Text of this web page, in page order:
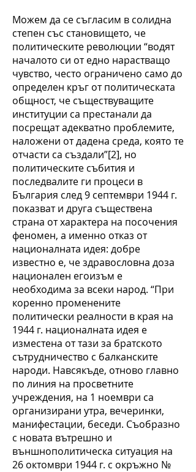
Можем да се съгласим в солидна
степен със становището, че
политическите революции “водят
началото си от едно нарастващо
чувство, често ограничено само до
определен кръг от политическата
общност, че съществуващите
институции са престанали да
посрещат адекватно проблемите,
наложени от дадена среда, която те
отчасти са създали”[2], но
политическите събития и
последвалите ги процеси в
България след 9 септември 1944 г.
показват и друга съществена
страна от характера на посочения
феномен, а именно отказ от
националната идея: добре
известно е, че здравословна доза
национален егоизъм е
необходима за всеки народ. “При
коренно променените
политически реалности в края на
1944 г. националната идея е
изместена от тази за братското
сътрудничество с балканските
народи. Навсякъде, отново главно
по линия на просветните
учреждения, на 1 ноември са
организирани утра, вечеринки,
манифестации, беседи. Съобразно
с новата вътрешно и
външнополитическа ситуация на
26 октомври 1944 г. с окръжно №